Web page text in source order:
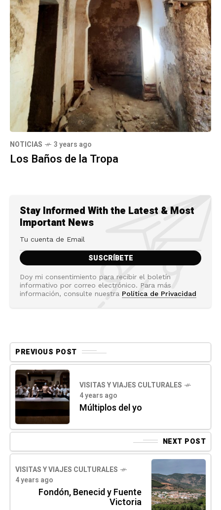
NOTICIAS 3 years ago
Los Baños de la Tropa
Stay Informed With the Latest & Most
Important News
Doy mi consentimiento para recibir el boletín
informativo por correo electrónico. Para más
información, consulte nuestra Política de Privacidad
PREVIOUS POST
VISITAS Y VIAJES CULTURALES
4 years ago
Múltiplos del yo
NEXT POST
VISITAS Y VIAJES CULTURALES
4 years ago
Fondón, Benecid y Fuente
Victoria